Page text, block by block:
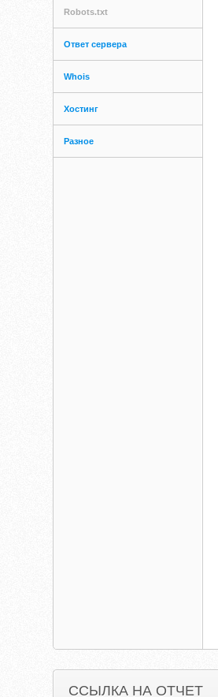
Robots.txt
Ответ сервера
Whois
Хостинг
Разное
ССЫЛКА НА ОТЧЕТ